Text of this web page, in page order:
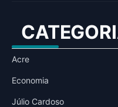
Acre
Economia
Júlio Cardoso